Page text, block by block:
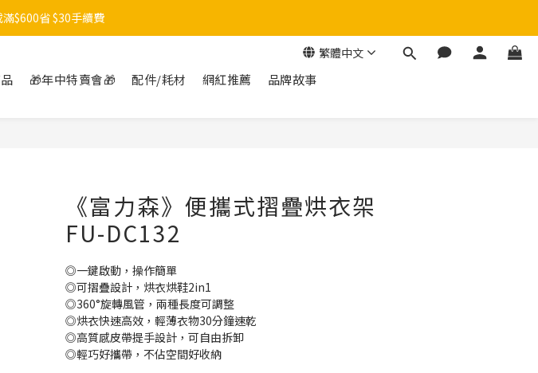
$600省 $30手續費
繁體中文
🎁年中特賣會🎁 配件/耗材 網紅推薦 品牌故事
《富力森》便攜式摺疊烘衣架
FU-DC132
◎一鍵啟動，操作簡單
◎可摺疊設計，烘衣烘鞋2in1
◎360°旋轉風管，兩種長度可調整
◎烘衣快速高效，輕薄衣物30分鐘速乾
◎高質感皮帶提手設計，可自由拆卸
◎輕巧好攜帶，不佔空間好收納